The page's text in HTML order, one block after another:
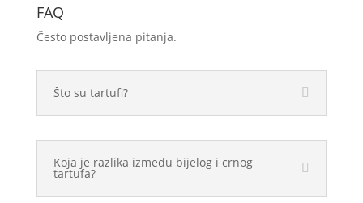
FAQ
Često postavljena pitanja.
Što su tartufi?
Koja je razlika između bijelog i crnog
tartufa?